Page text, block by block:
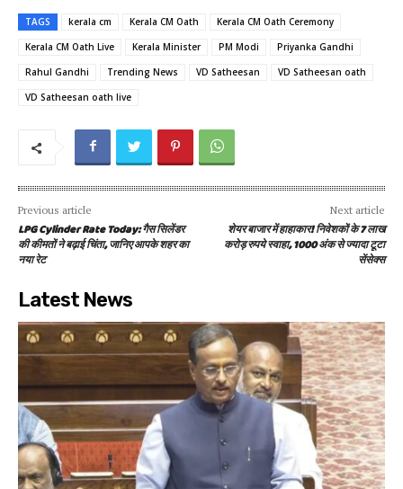
TAGS kerala cm Kerala CM Oath
Kerala CM Oath Ceremony
Kerala CM Oath Live
Kerala Minister PM Modi
Priyanka Gandhi
Rahul Gandhi
Trending News VD Satheesan
VD Satheesan oath
VD Satheesan oath live
Previous article
LPG Cylinder Rate Today: गैस सिलेंडर
की कीमतों ने बढ़ाई चिंता, जानिए आपके शहर का
नया रेट
Next article
शेयर बाजार में हाहाकार! निवेशकों के 7 लाख
करोड़ रुपये स्वाहा, 1000 अंक से ज्यादा टूटा
सेंसेक्स
Latest News